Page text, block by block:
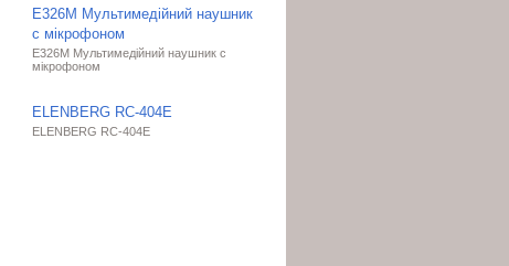
E326M Мультимедійний наушник
с мікрофоном
E326M Мультимедійний наушник с
мікрофоном
ELENBERG RC-404E
ELENBERG RC-404E